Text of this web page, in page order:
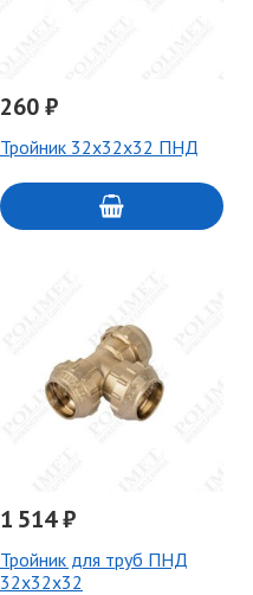
260 ₽
Тройник 32х32х32 ПНД
1 514 ₽
Тройник для труб ПНД
32х32х32